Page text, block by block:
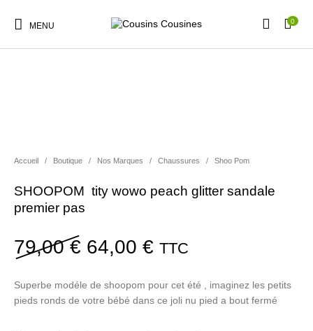
MENU 0
Vêtements Garçons Accessoires Cadeaux Nos Marques
PROMO !
Accueil / Boutique / Nos Marques / Chaussures / Shoo Pom
SHOOPOM tity wowo peach glitter sandale
premier pas
79,00€ Le prix initial était : 79,00
64,00€ Le prix actuel est
TTC
Superbe modéle de shoopom pour cet été , imaginez les petits
pieds ronds de votre bébé dans ce joli nu pied a bout fermé